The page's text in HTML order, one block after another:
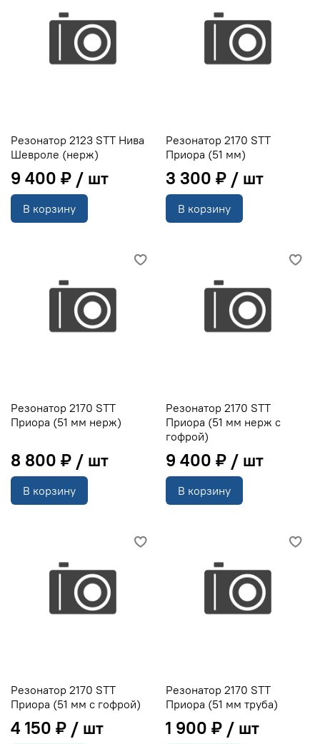
Резонатор 2123 STT Нива
Шевроле (нерж)
9 400 ₽
В корзину
Резонатор 2170 STT
Приора (51 мм)
3 300 ₽
В корзину
Резонатор 2170 STT
Приора (51 мм нерж)
8 800 ₽
В корзину
Резонатор 2170 STT
Приора (51 мм нерж с
гофрой)
9 400 ₽
В корзину
Резонатор 2170 STT
Приора (51 мм с гофрой)
4 150 ₽
Резонатор 2170 STT
Приора (51 мм труба)
1 900 ₽